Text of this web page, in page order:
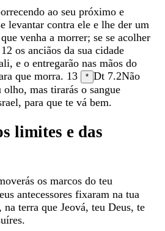
ao seu próximo e
levantar contra ele e lhe der um
que venha a morrer; se se acolher
12 os anciãos da sua cidade
, e o entregarão nas mãos do
que morra. 13 * Dt 7.2Não
olho, mas tirarás o sangue
, para que te vá bem.
limites e das
os marcos do teu
antecessores fixaram na tua
, na terra que Jeová, teu Deus, te
.